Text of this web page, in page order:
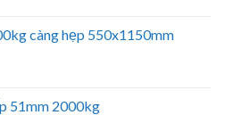
càng hẹp 550x1150mm
51mm 2000kg